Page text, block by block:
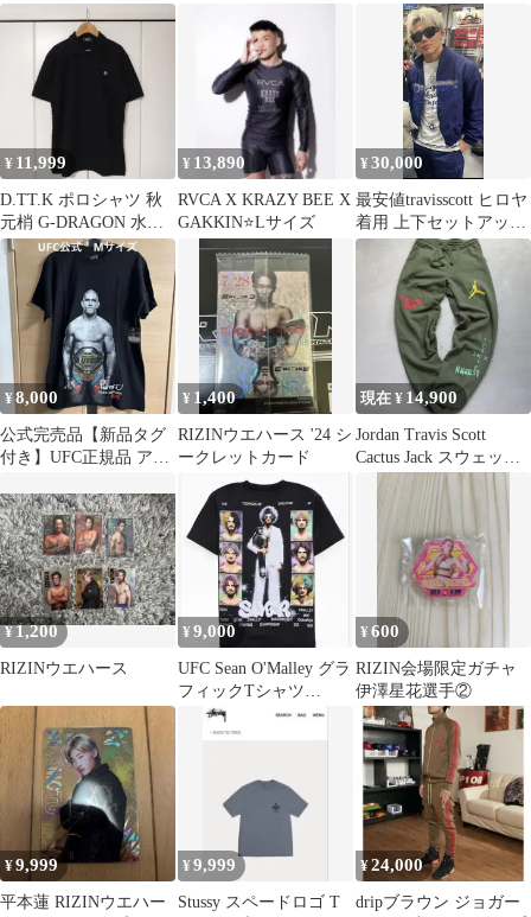
ット ショーツ ハーフパ
¥ 11,999
D.TT.K ポロシャツ 秋
元梢 G-DRAGON 水原
希子 那須川天心 平本蓮
¥ 13,890
RVCA X KRAZY BEE X
GAKKIN⭐️Lサイズ
¥30,000
最安値travisscott ヒロヤ
着用 上下セットアッ
プ L
¥8,000
公式完売品【新品タグ
付き】UFC正規品 アレ
ャツ M
¥ 1,400
RIZINウエハース '24 シ
ークレットカード
現在 ¥ 14,900
Jordan Travis Scott
Cactus Jack スウェット
パンツ
¥1,200
RIZINウエハース
¥ 9,000
UFC Sean O'Malley グラ
フィックTシャツ
Oversized
¥600
RIZIN会場限定ガチャ
伊澤星花選手②
¥9,999
平本蓮 RIZINウエハー
¥9,999
Stussy スペードロゴ T
¥24,000
dripブラウン ジョガー